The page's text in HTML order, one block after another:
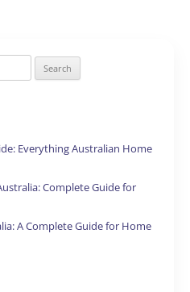
Everything Australian Home
Complete Guide for
A Complete Guide for Home